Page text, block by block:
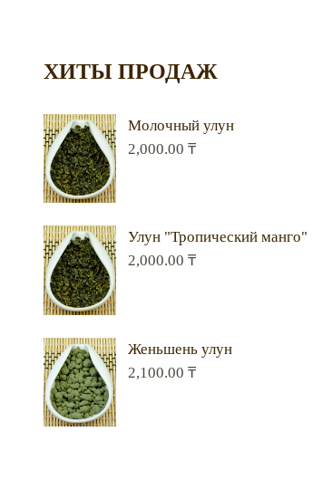
ХИТЫ ПРОДАЖ
Молочный улун
2,000.00 ₸
Улун "Тропический манго"
2,000.00 ₸
Женьшень улун
2,100.00 ₸